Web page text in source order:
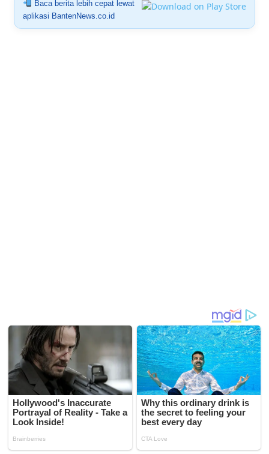
Baca berita lebih cepat lewat
aplikasi BantenNews.co.id